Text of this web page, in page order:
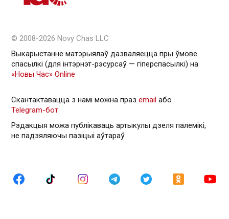
© 2008-2026 Novy Chas LLC
Выкарыстанне матэрыялаў дазваляецца пры ўмове
спасылкі (для інтэрнэт-рэсурсаў — гiперспасылкi) на
«Новы Час» Online
Скантактавацца з намі можна праз email або
Telegram-бот
Рэдакцыя можа публікаваць артыкулы дзеля палемікі,
не падзяляючы пазіцыі аўтараў